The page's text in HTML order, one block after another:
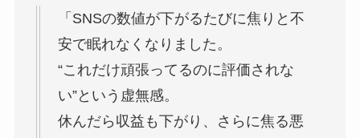
「SNSの数値が下がるたびに焦りと不
安で眠れなくなりました。
“これだけ頑張ってるのに評価されな
い”という虚無感。
休んだら収益も下がり、さらに焦る悪